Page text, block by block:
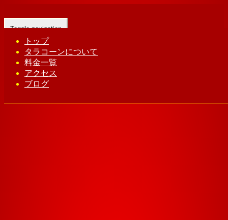
Toggle navigation
トップ
タラコーンについて
料金一覧
アクセス
ブログ
Home -サラ(…